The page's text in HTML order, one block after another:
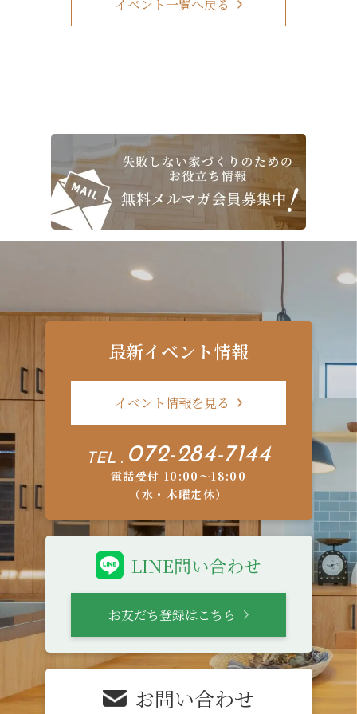
イベント一覧へ戻る
最新イベント情報
イベント情報を見る
TEL . 072-284-7144
電話受付 10:00〜18:00
（水・木曜定休）
LINE問い合わせ
お友だち登録はこちら
お問い合わせ